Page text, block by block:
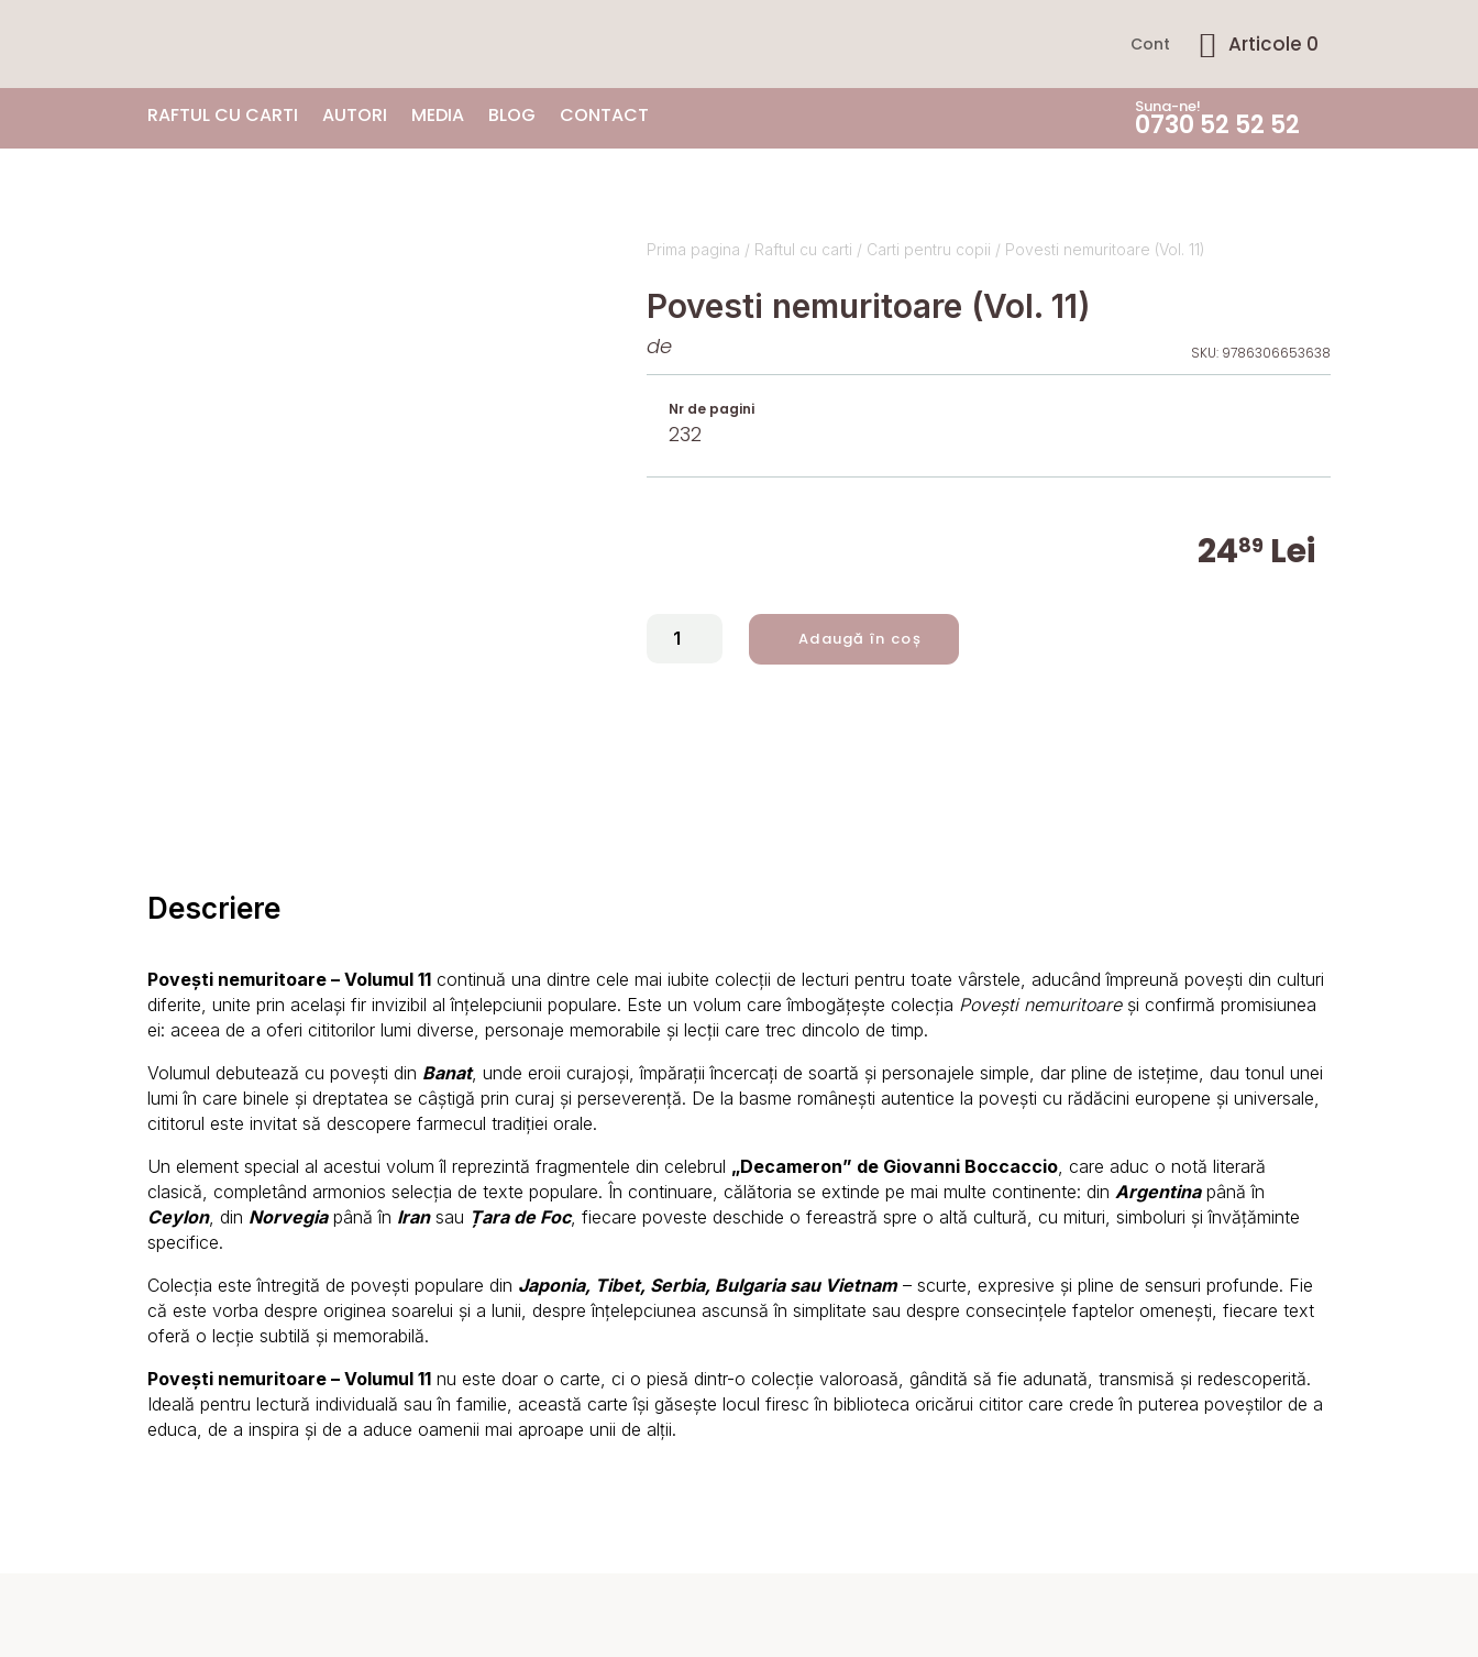
Cont Articole 0
RAFTUL CU CARTI AUTORI MEDIA BLOG CONTACT Suna-ne!
0730 52 52 52
Prima pagina / Raftul cu carti / Carti pentru copii / Povesti nemuritoare (Vol. 11)
Povesti nemuritoare (Vol. 11)
de SKU: 9786306653638
Nr de pagini
232
2489 Lei
POVESTI
Adaugă în coș
Descriere
Povești nemuritoare – Volumul 11 continuă una dintre cele mai iubite colecții de lecturi pentru toate vârstele, aducând împreună povești din culturi
diferite, unite prin același fir invizibil al înțelepciunii populare. Este un volum care îmbogățește colecția Povești nemuritoareși confirmă promisiunea
ei: aceea de a oferi cititorilor lumi diverse, personaje memorabile și lecții care trec dincolo de timp.
Volumul debutează cu povești din Banat, unde eroii curajoși, împărații încercați de soartă și personajele simple, dar pline de istețime, dau tonul unei
lumi în care binele și dreptatea se câștigă prin curaj și perseverență. De la basme românești autentice la povești cu rădăcini europene și universale,
cititorul este invitat să descopere farmecul tradiției orale.
Un element special al acestui volum îl reprezintă fragmentele din celebrul „Decameron” de Giovanni Boccaccio , care aduc o notă literară
clasică, completând armonios selecția de texte populare. În continuare, călătoria se extinde pe mai multe continente: din Argentinapână în
Ceylon, din Norvegiapână în Iransau Țara de Foc, fiecare poveste deschide o fereastră spre o altă cultură, cu mituri, simboluri și învățăminte
specifice.
Colecția este întregită de povești populare din Japonia, Tibet, Serbia, Bulgaria sau Vietnam– scurte, expresive și pline de sensuri profunde. Fie
că este vorba despre originea soarelui și a lunii, despre înțelepciunea ascunsă în simplitate sau despre consecințele faptelor omenești, fiecare text
oferă o lecție subtilă și memorabilă.
Povești nemuritoare – Volumul 11 nu este doar o carte, ci o piesă dintr-o colecție valoroasă, gândită să fie adunată, transmisă și redescoperită.
Ideală pentru lectură individuală sau în familie, această carte își găsește locul firesc în biblioteca oricărui cititor care crede în puterea poveștilor de a
educa, de a inspira și de a aduce oamenii mai aproape unii de alții.